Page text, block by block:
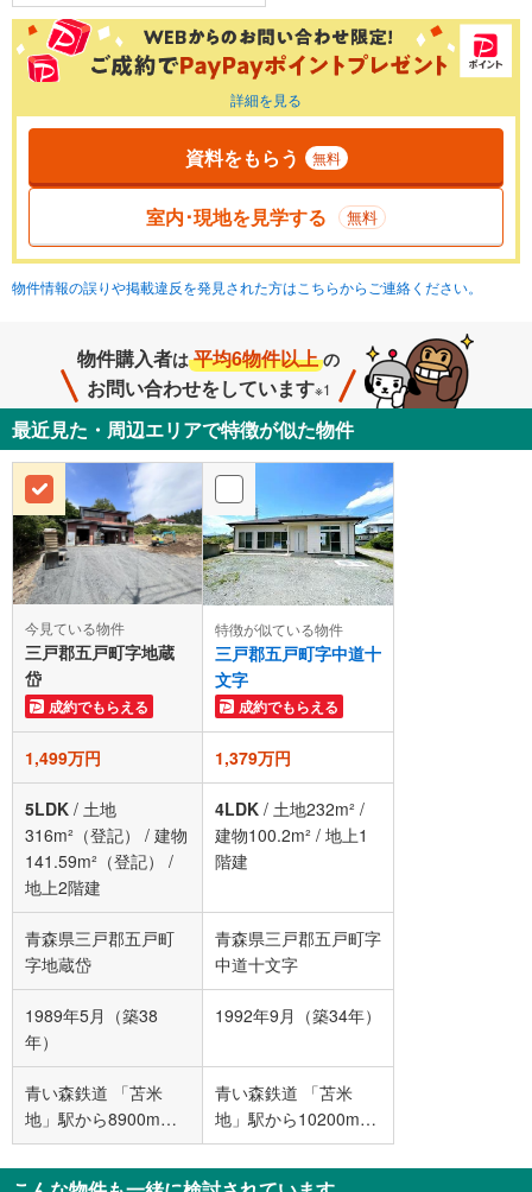
詳細を見る
資料をもらう 無料
室内･現地を見学する 無料
物件情報の誤りや掲載違反を発見された方はこちらからご連絡ください。
物件購入者は 平均6物件以上 の
お問い合わせをしています※1
最近見た・周辺エリアで特徴が似た物件
今見ている物件
三戸郡五戸町字地蔵
岱
成約でもらえる
特徴が似ている物件
三戸郡五戸町字中道十
文字
成約でもらえる
1,499万円 1,379万円
5LDK / 土地
316m²（登記）
/ 建物
141.59m²（登記）
/
地上2階建
4LDK / 土地232m² /
建物100.2m² / 地上1
階建
青森県三戸郡五戸町
字地蔵岱
青森県三戸郡五戸町字
中道十文字
1989年5月（築38
年）
1992年9月（築34年）
青い森鉄道 「苫米
地」駅から8900m
車:20分
青い森鉄道 「苫米
地」駅から10200m
車:21分